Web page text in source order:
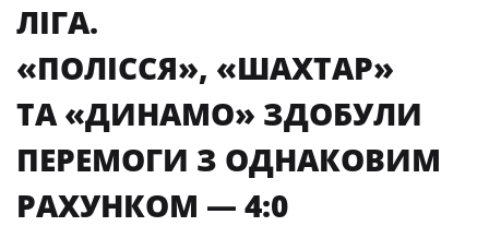
ЛІГА.
«ПОЛІССЯ», «ШАХТАР»
ТА «ДИНАМО» ЗДОБУЛИ
ПЕРЕМОГИ З ОДНАКОВИМ
РАХУНКОМ — 4:0